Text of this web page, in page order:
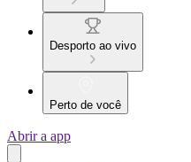
Desporto ao vivo
Perto de você
Abrir a app